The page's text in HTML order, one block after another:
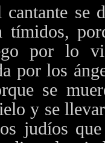
se
tímidos,
por lo
por los
se
y se
judíos